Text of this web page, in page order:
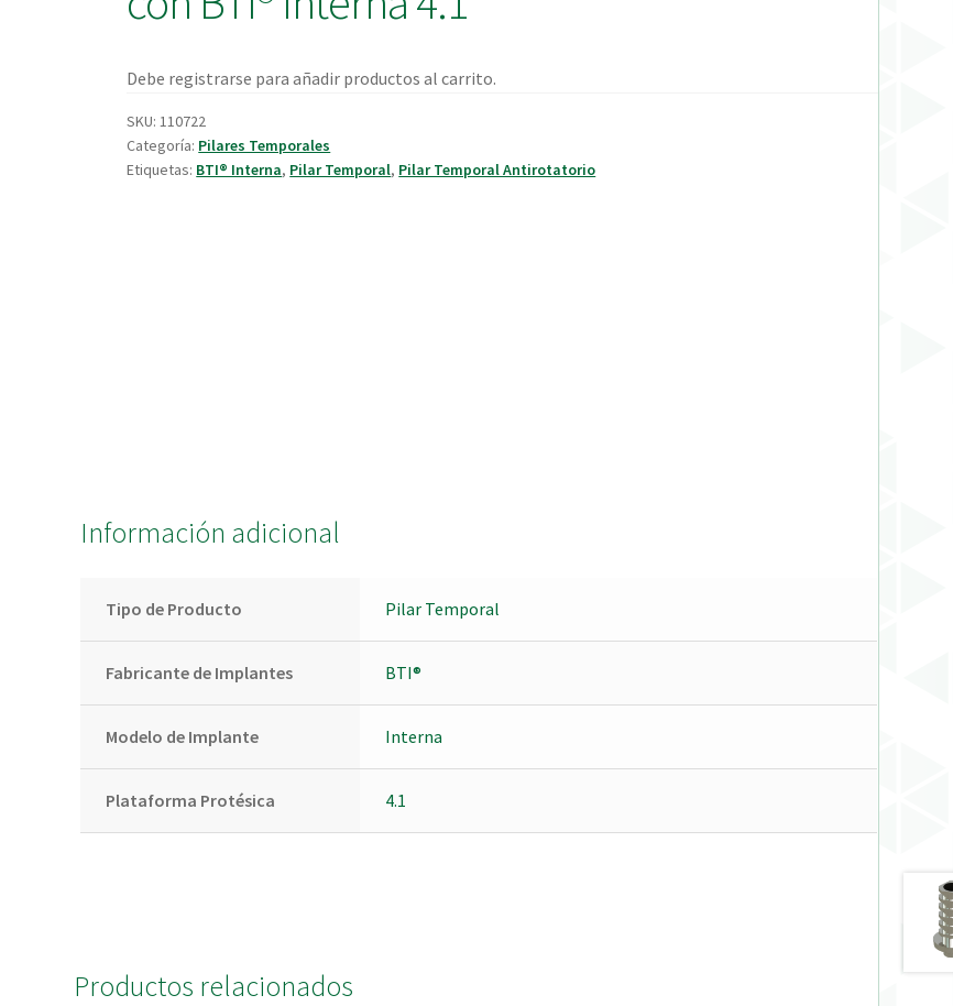
Debe registrarse para añadir productos al carrito.
SKU:110722
Categoría: Pilares Temporales
Etiquetas: BTI® Interna, Pilar Temporal, Pilar Temporal Antirotatorio
Información adicional
Tipo de Producto Pilar Temporal
Fabricante de Implantes BTI®
Modelo de Implante Interna
Plataforma Protésica 4.1
Productos relacionados